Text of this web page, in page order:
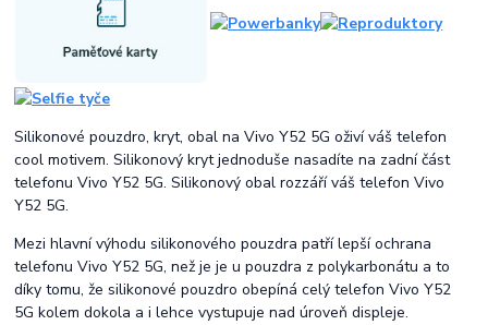
Silikonové pouzdro, kryt, obal na Vivo Y52 5G oživí váš telefon
cool motivem. Silikonový kryt jednoduše nasadíte na zadní část
telefonu Vivo Y52 5G. Silikonový obal rozzáří váš telefon Vivo
Y52 5G.
Mezi hlavní výhodu silikonového pouzdra patří lepší ochrana
telefonu Vivo Y52 5G, než je je u pouzdra z polykarbonátu a to
díky tomu, že silikonové pouzdro obepíná celý telefon Vivo Y52
5G kolem dokola a i lehce vystupuje nad úroveň displeje.